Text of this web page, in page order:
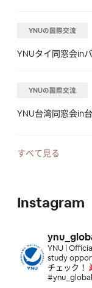
YNUの国際交流
YNUタイ同窓会in
YNUの国際交流
YNU台湾同窓会in
YNUの国際交流
2025年度春学期
留学生支援・交流
すべて見る
Instagram
YNU |
study
チェック！
#ynu_global